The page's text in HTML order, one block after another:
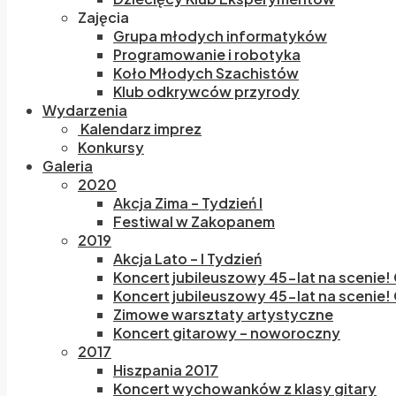
Zajęcia
Grupa młodych informatyków
Programowanie i robotyka
Koło Młodych Szachistów
Klub odkrywców przyrody
Wydarzenia
Kalendarz imprez
Konkursy
Galeria
2020
Akcja Zima – Tydzień I
Festiwal w Zakopanem
2019
Akcja Lato – I Tydzień
Koncert jubileuszowy 45-lat na scenie!
Koncert jubileuszowy 45-lat na scenie!
Zimowe warsztaty artystyczne
Koncert gitarowy – noworoczny
2017
Hiszpania 2017
Koncert wychowanków z klasy gitary